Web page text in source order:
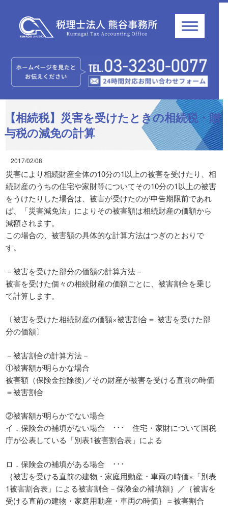
【相続税】災害を受けたときの相続税・贈
与税の減免の計算
2017/02/08
災害により相続財産全体の10分の1以上の被害を受けたり、相
続財産のうちの住宅や家財等についてその10分の1以上の被害
をうけたりした場合は、被害が受けたのが申告期限前であれ
ば、「災害減免法」によりその被害額は相続財産の価額から
減額されます。
この場合の、被害額の具体的な計算方法はつぎのとおりで
す。
－被害を受けた部分の価額の計算方法－
被害を受けた個々の相続財産の価額ごとに、被害割合を乗じ
て計算します。
〔被害を受けた相続財産の価額×被害割合＝ 被害を受けた部
分の価額〕
－被害割合の計算方法－
①被害額が明らかな場合
被害額（保険金控除後)／その財産が被害を受ける直前の時価
＝被害割合
②被害額が明らかでない場合
イ．保険金の補填がない場合 ･･･ 住宅・家財について国税
庁が公表している「別表1被害割合表」による
ロ．保険金の補填がある場合 ･･･
｛被害を受ける直前の建物・家庭用動産・車両の時価×「別表
1被害割合表」による被害割合－保険金の補填額｝／｛被害を
受ける直前の建物・家庭用動産・車両の時価｝＝被害割合